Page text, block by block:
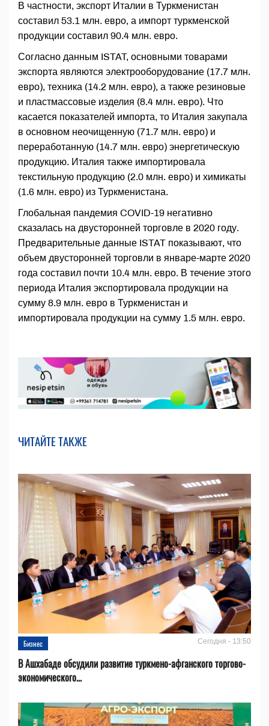
В частности, экспорт Италии в Туркменистан
составил 53.1 млн. евро, а импорт туркменской
продукции составил 90.4 млн. евро.
Согласно данным ISTAT, основными товарами
экспорта являются электрооборудование (17.7 млн.
евро), техника (14.2 млн. евро), а также резиновые
и пластмассовые изделия (8.4 млн. евро). Что
касается показателей импорта, то Италия закупала
в основном неочищенную (71.7 млн. евро) и
переработанную (14.7 млн. евро) энергетическую
продукцию. Италия также импортировала
текстильную продукцию (2.0 млн. евро) и химикаты
(1.6 млн. евро) из Туркменистана.
Глобальная пандемия COVID-19 негативно
сказалась на двусторонней торговле в 2020 году.
Предварительные данные ISTAT показывают, что
объем двусторонней торговли в январе-марте 2020
года составил почти 10.4 млн. евро. В течение этого
периода Италия экспортировала продукции на
сумму 8.9 млн. евро в Туркменистан и
импортировала продукции на сумму 1.5 млн. евро.
ЧИТАЙТЕ ТАКЖЕ
Бизнес Сегодня - 13:50
В Ашхабаде обсудили развитие туркмено-афганского торгово-
экономического...